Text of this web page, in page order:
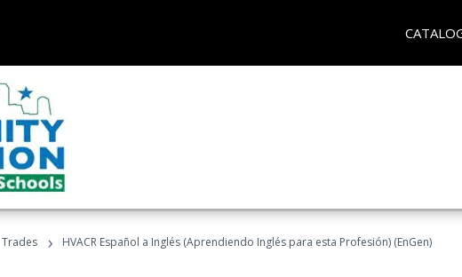
Trades › HVACR Español a Inglés (Aprendiendo Inglés para esta Profesión) (EnGen)